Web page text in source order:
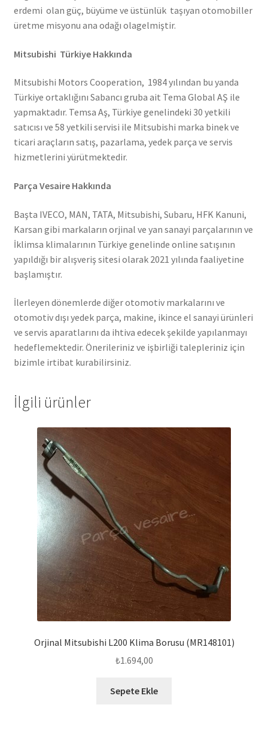
erdemi olan güç, büyüme ve üstünlük taşıyan otomobiller
üretme misyonu ana odağı olagelmiştir.
Mitsubishi Türkiye Hakkında
Mitsubishi Motors Cooperation, 1984 yılından bu yanda
Türkiye ortaklığını Sabancı gruba ait Tema Global AŞ ile
yapmaktadır. Temsa Aş, Türkiye genelindeki 30 yetkili
satıcısı ve 58 yetkili servisi ile Mitsubishi marka binek ve
ticari araçların satış, pazarlama, yedek parça ve servis
hizmetlerini yürütmektedir.
Parça Vesaire Hakkında
Başta IVECO, MAN, TATA, Mitsubishi, Subaru, HFK Kanuni,
Karsan gibi markaların orjinal ve yan sanayi parçalarının ve
İklimsa klimalarının Türkiye genelinde online satışının
yapıldığı bir alışveriş sitesi olarak 2021 yılında faaliyetine
başlamıştır.
İlerleyen dönemlerde diğer otomotiv markalarını ve
otomotiv dışı yedek parça, makine, ikince el sanayi ürünleri
ve servis aparatlarını da ihtiva edecek şekilde yapılanmayı
hedeflemektedir. Önerileriniz ve işbirliği talepleriniz için
bizimle irtibat kurabilirsiniz.
İlgili ürünler
Orjinal Mitsubishi L200 Klima Borusu (MR148101)
₺1.694,00
Sepete Ekle